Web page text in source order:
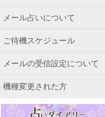
メール占いについて
ご待機スケジュール
メールの受信設定について
機種変更された方